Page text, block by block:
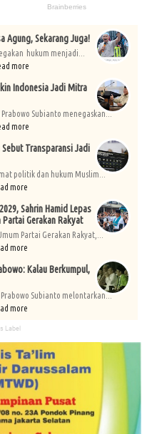
Agung, Sekarang Juga!
hukum menjadi...
more
Indonesia Jadi Mitra
Subianto menegaskan...
more
Transparansi Jadi
politik dan hukum Muslim...
more
Sahrin Hamid Lepas
Gerakan Rakyat
Partai Gerakan Rakyat,...
more
Kalau Berkumpul,
Subianto melontarkan...
more
Label